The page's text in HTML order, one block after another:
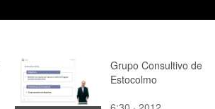
Grupo Consultivo de
Estocolmo